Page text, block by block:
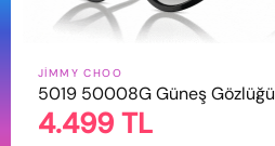
HAKKIMIZDA
Hakkımızda
Gizlilik Politikası
JIMMY CHOO
5019 50008G Güneş Gözlüğü
4.499 TL